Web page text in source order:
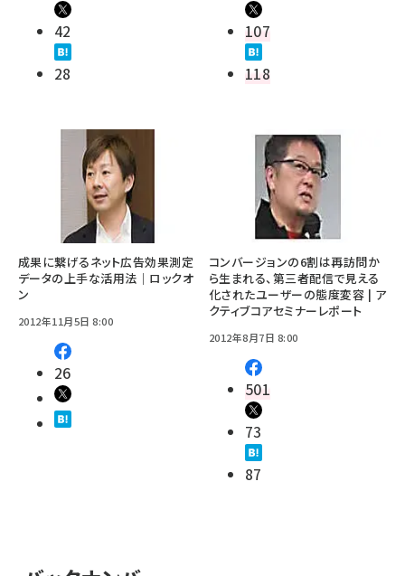
42
28
107
118
成果に繋げるネット広告効果測定
データの上手な活用法｜ロックオ
ン
2012年11月5日 8:00
26
コンバージョンの6割は再訪問か
ら生まれる、第三者配信で見える
化されたユーザーの態度変容 | ア
クティブコアセミナーレポート
2012年8月7日 8:00
501
73
87